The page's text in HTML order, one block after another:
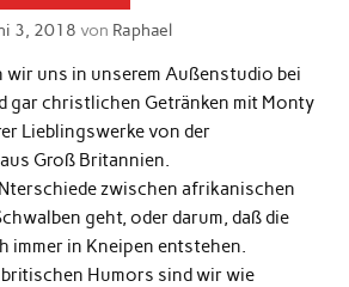
3, 2018 von Raphael
uns in unserem Außenstudio bei
gar christlichen Getränken mit Monty
Lieblingswerke von der
Groß Britannien.
zwischen afrikanischen
geht, oder darum, daß die
immer in Kneipen entstehen.
Humors sind wir wie